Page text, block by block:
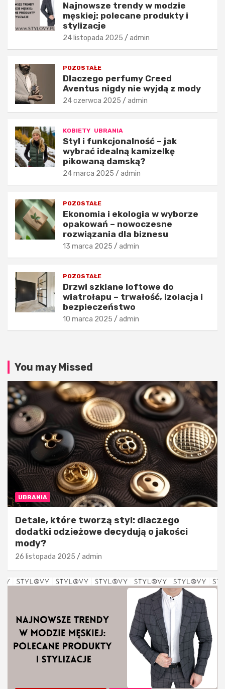
Najnowsze trendy w modzie
męskiej: polecane produkty i
stylizacje
24 listopada 2025 admin
POZOSTAŁE
Dlaczego perfumy Creed
Aventus nigdy nie wyjdą z mody
24 czerwca 2025 admin
KOBIETY UBRANIA
Styl i funkcjonalność – jak
wybrać idealną kamizelkę
pikowaną damską?
24 marca 2025 admin
POZOSTAŁE
Ekonomia i ekologia w wyborze
opakowań – nowoczesne
rozwiązania dla biznesu
13 marca 2025 admin
POZOSTAŁE
Drzwi szklane loftowe do
wiatrołapu – trwałość, izolacja i
bezpieczeństwo
10 marca 2025 admin
z
e
o
e
d
e
c
y
u
ą
o
a
k
o
ś
c
o
d
y
?
26
listopada
admin
p
o
e
a
n
e
p
r
d
u
k
t
i
s
t
y
a
c
e
24
listopada
admin
You may Missed
UBRANIA
Detale, które tworzą styl: dlaczego
dodatki odzieżowe decydują o jakości
mody?
26 listopada 2025 admin